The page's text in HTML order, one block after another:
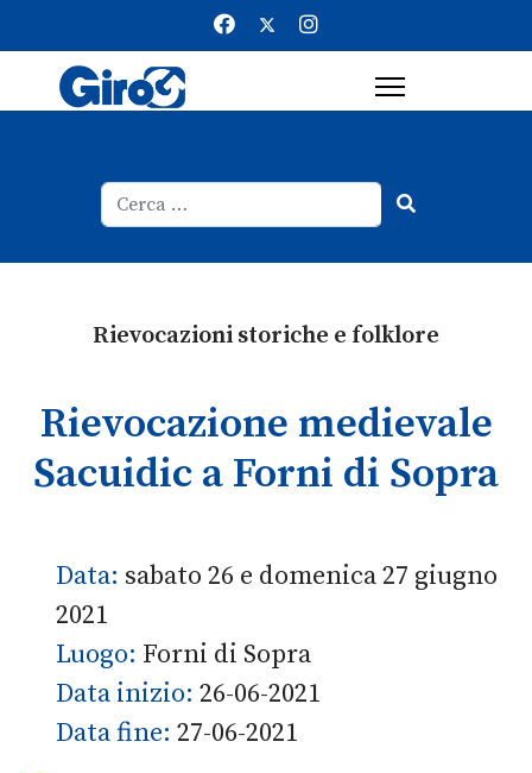
Rievocazioni storiche e folklore
Rievocazione medievale
Sacuidic a Forni di Sopra
Data: sabato 26 e domenica 27 giugno
2021
Luogo: Forni di Sopra
Data inizio: 26-06-2021
Data fine: 27-06-2021